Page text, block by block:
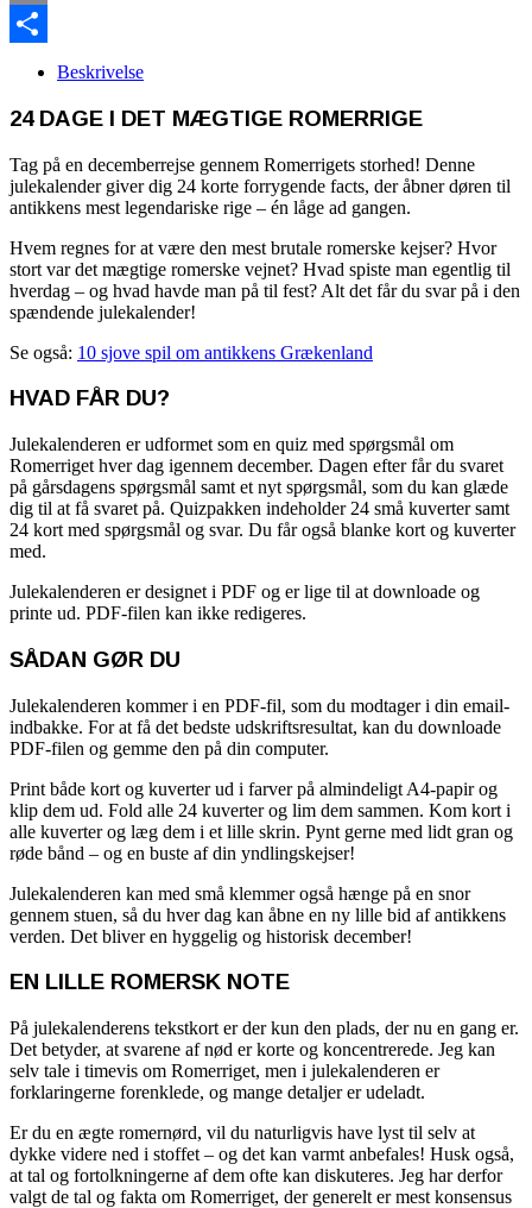
Email
Beskrivelse
24 DAGE I DET MÆGTIGE ROMERRIGE
Tag på en decemberrejse gennem Romerrigets storhed! Denne
julekalender giver dig 24 korte forrygende facts, der åbner døren til
antikkens mest legendariske rige – én låge ad gangen.
Hvem regnes for at være den mest brutale romerske kejser? Hvor
stort var det mægtige romerske vejnet? Hvad spiste man egentlig til
hverdag – og hvad havde man på til fest? Alt det får du svar på i den
spændende julekalender!
Se også: 10 sjove spil om antikkens Grækenland
HVAD FÅR DU?
Julekalenderen er udformet som en quiz med spørgsmål om
Romerriget hver dag igennem december. Dagen efter får du svaret
på gårsdagens spørgsmål samt et nyt spørgsmål, som du kan glæde
dig til at få svaret på. Quizpakken indeholder 24 små kuverter samt
24 kort med spørgsmål og svar. Du får også blanke kort og kuverter
med.
Julekalenderen er designet i PDF og er lige til at downloade og
printe ud. PDF-filen kan ikke redigeres.
SÅDAN GØR DU
Julekalenderen kommer i en PDF-fil, som du modtager i din email-
indbakke. For at få det bedste udskriftsresultat, kan du downloade
PDF-filen og gemme den på din computer.
Print både kort og kuverter ud i farver på almindeligt A4-papir og
klip dem ud. Fold alle 24 kuverter og lim dem sammen. Kom kort i
alle kuverter og læg dem i et lille skrin. Pynt gerne med lidt gran og
røde bånd – og en buste af din yndlingskejser!
Julekalenderen kan med små klemmer også hænge på en snor
gennem stuen, så du hver dag kan åbne en ny lille bid af antikkens
verden. Det bliver en hyggelig og historisk december!
EN LILLE ROMERSK NOTE
På julekalenderens tekstkort er der kun den plads, der nu en gang er.
Det betyder, at svarene af nød er korte og koncentrerede. Jeg kan
selv tale i timevis om Romerriget, men i julekalenderen er
forklaringerne forenklede, og mange detaljer er udeladt.
Er du en ægte romernørd, vil du naturligvis have lyst til selv at
dykke videre ned i stoffet – og det kan varmt anbefales! Husk også,
at tal og fortolkningerne af dem ofte kan diskuteres. Jeg har derfor
valgt de tal og fakta om Romerriget, der generelt er mest konsensus